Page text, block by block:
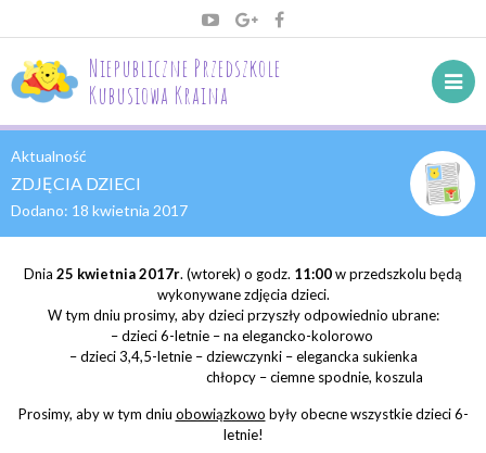
Niepubliczne Przedszkole
Kubusiowa Kraina
Aktualność
ZDJĘCIA DZIECI
Dodano: 18 kwietnia 2017
Dnia 25 kwietnia 2017r. (wtorek) o godz. 11:00w przedszkolu będą
wykonywane zdjęcia dzieci.
W tym dniu prosimy, aby dzieci przyszły odpowiednio ubrane:
– dzieci 6-letnie – na elegancko-kolorowo
– dzieci 3,4,5-letnie – dziewczynki – elegancka sukienka
chłopcy – ciemne spodnie, koszula
Prosimy, aby w tym dniu obowiązkowo były obecne wszystkie dzieci 6-
letnie!